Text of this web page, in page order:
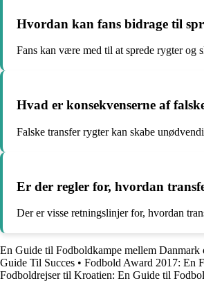
Hvordan kan fans bidrage til
Fans kan være med til at sprede rygter og
Hvad er konsekvenserne af
Falske transfer rygter kan skabe
Er der regler for, hvordan
Der er visse retningslinjer for, hvordan
En Guide til Fodboldkampe mellem Danmark
Guide Til Succes • Fodbold Award 2017: En
Fodboldrejser til Kroatien: En Guide til